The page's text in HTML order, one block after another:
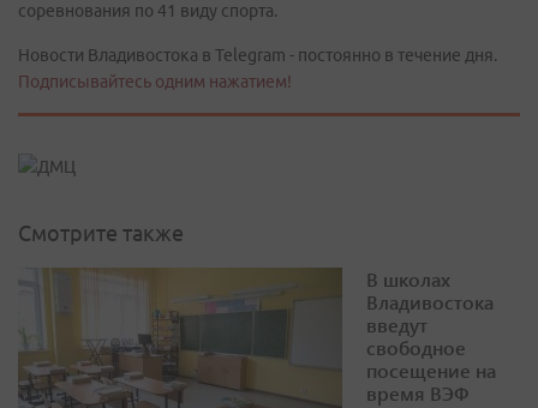
соревнования по 41 виду спорта.
Новости Владивостока в Telegram - постоянно в течение дня.
Подписывайтесь одним нажатием!
Смотрите также
В школах
Владивостока
введут
свободное
посещение на
время ВЭФ